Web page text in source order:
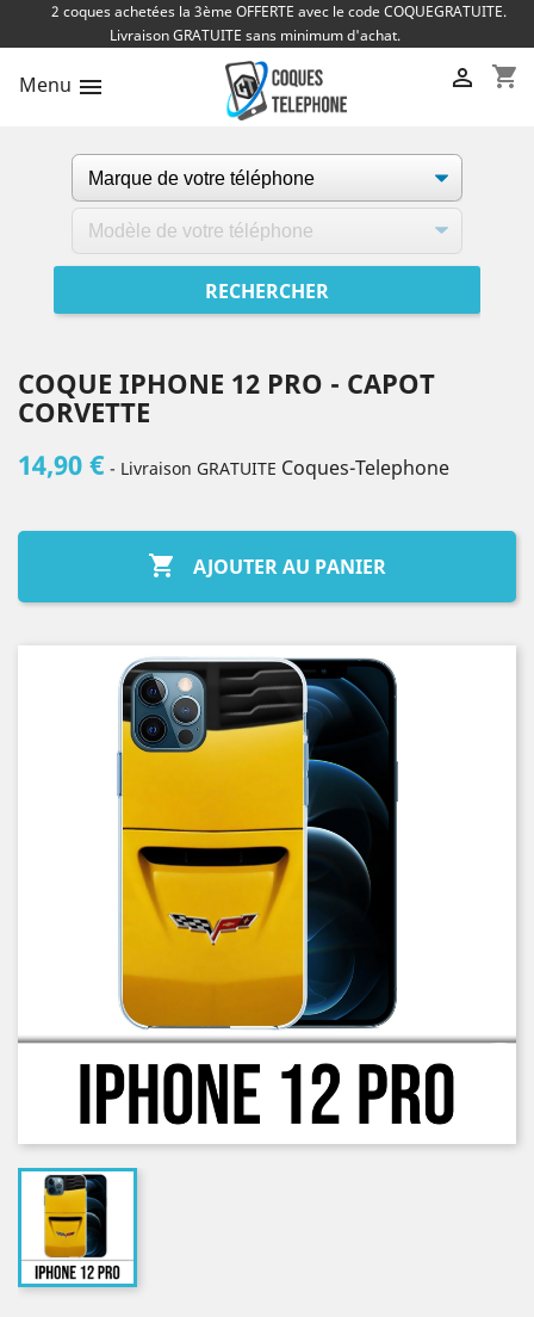
2 coques achetées la 3ème OFFERTE avec le code COQUEGRATUITE.
Livraison GRATUITE sans minimum d'achat.
Menu  shopping_cart

COQUE IPHONE 12 PRO - CAPOT
CORVETTE
14,90 € - Livraison GRATUITE Coques-Telephone
 AJOUTER AU PANIER